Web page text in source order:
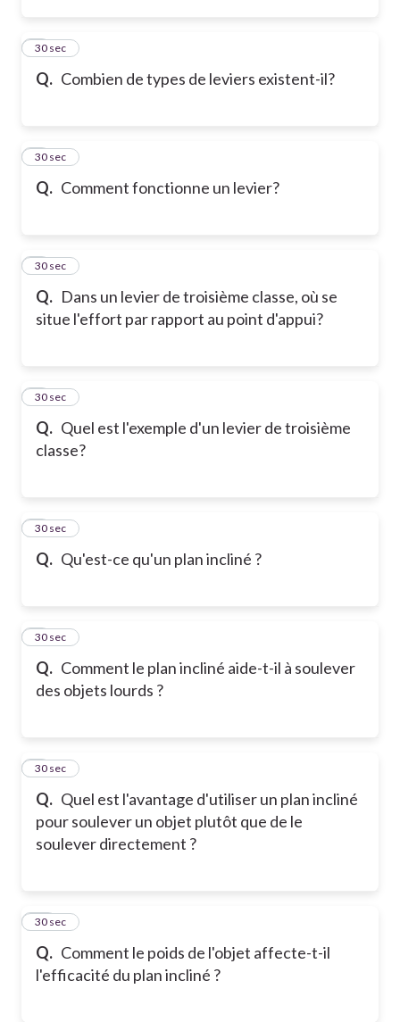
Q. Combien de types de leviers existent-il?
3
30 sec
Q. Comment fonctionne un levier?
4
30 sec
Q. Dans un levier de troisième classe, où se
situe l'effort par rapport au point d'appui?
5
30 sec
Q. Quel est l'exemple d'un levier de troisième
classe?
6
30 sec
Q. Qu'est-ce qu'un plan incliné ?
7
30 sec
Q. Comment le plan incliné aide-t-il à soulever
des objets lourds ?
8
30 sec
Q. Quel est l'avantage d'utiliser un plan incliné
pour soulever un objet plutôt que de le
soulever directement ?
9
30 sec
Q. Comment le poids de l'objet affecte-t-il
l'efficacité du plan incliné ?
10
30 sec